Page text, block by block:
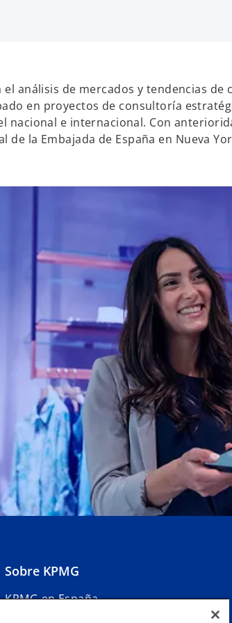
análisis de mercados y tendencias
en proyectos de consultoría
nacional e internacional. Con
de la Embajada de España en Nueva
Sobre KPMG
KPMG en España